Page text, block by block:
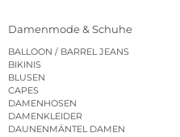
Damenmode & Schuhe
BALLOON / BARREL JEANS
BIKINIS
BLUSEN
CAPES
DAMENHOSEN
DAMENKLEIDER
DAUNENMÄNTEL DAMEN